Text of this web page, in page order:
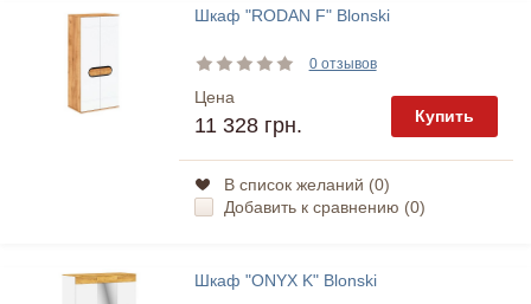
Шкаф "RODAN F" Blonski
0 отзывов
Цена
11 328 грн. Купить
В список желаний (0)
Добавить к сравнению (0)
Шкаф "ONYX K" Blonski